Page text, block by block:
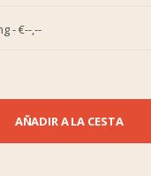
- €--,--
AÑADIR A LA CESTA